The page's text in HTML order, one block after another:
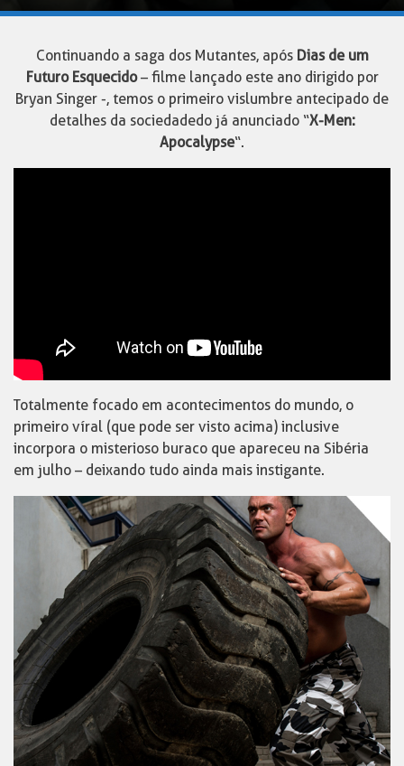
Continuando a saga dos Mutantes, apósDias de um
Futuro Esquecido– filme lançado este ano dirigido por
Bryan Singer -, temos o primeiro vislumbre antecipado de
detalhes da sociedade do já anunciado “X-Men:
Apocalypse“.
Totalmente focado em acontecimentos do mundo, o
primeiro víral (que pode ser visto acima) inclusive
incorpora o misterioso buraco que apareceu na Sibéria
em julho – deixando tudo ainda mais instigante.